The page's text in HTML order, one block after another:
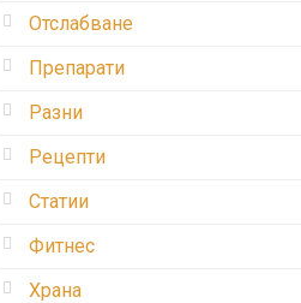
Отслабване
Препарати
Разни
Рецепти
Статии
Фитнес
Храна